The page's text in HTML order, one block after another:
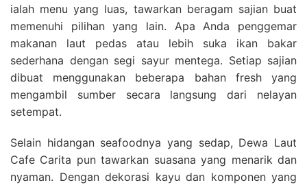
ialah menu yang luas, tawarkan beragam sajian buat
memenuhi pilihan yang lain. Apa Anda penggemar
makanan laut pedas atau lebih suka ikan bakar
sederhana dengan segi sayur mentega. Setiap sajian
dibuat menggunakan beberapa bahan fresh yang
mengambil sumber secara langsung dari nelayan
setempat.
Selain hidangan seafoodnya yang sedap, Dewa Laut
Cafe Carita pun tawarkan suasana yang menarik dan
nyaman. Dengan dekorasi kayu dan komponen yang